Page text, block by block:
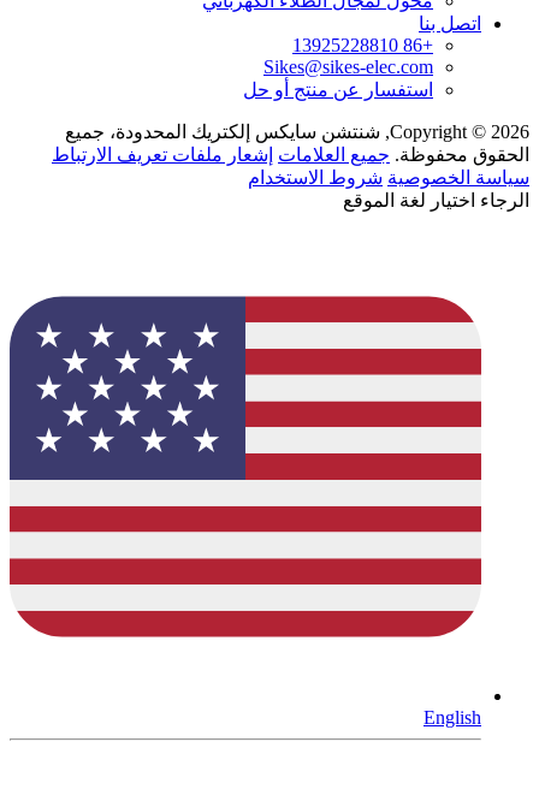
اتصل بنا
+86 13925228810
Sikes@sikes-elec.com
استفسار عن منتج أو حل
Copyright © 2026, شنتشن سايكس إلكتريك المحدودة، جميع
الحقوق محفوظة. جميع العلامات إشعار ملفات تعريف الارتباط
سياسة الخصوصية شروط الاستخدام
الرجاء اختيار لغة الموقع
English